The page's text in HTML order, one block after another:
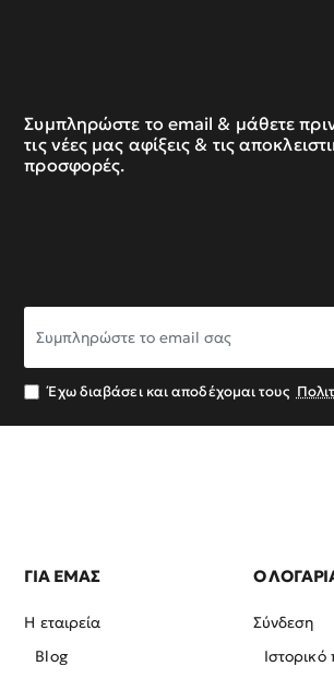
Συμπληρώστε το email & μάθετε
τις νέες μας αφίξεις & τις
προσφορές.
το
σας
Έχω διαβάσει και αποδέχομαι τους
ΓΙΑ ΕΜΑΣ
Η εταιρεία
Blog
Ο
Σύνδεση